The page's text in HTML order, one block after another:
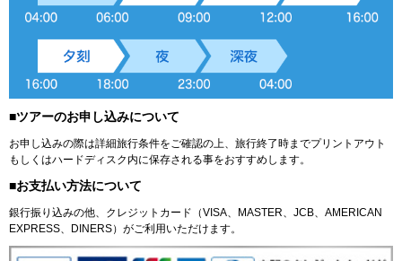
■ツアーのお申し込みについて
お申し込みの際は詳細旅行条件をご確認の上、旅行終了時までプリントアウト
もしくはハードディスク内に保存される事をおすすめします。
■お支払い方法について
銀行振り込みの他、クレジットカード（VISA、MASTER、JCB、AMERICAN
EXPRESS、DINERS）がご利用いただけます。